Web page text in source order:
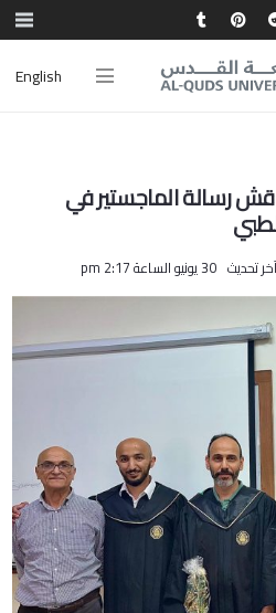
English
رسالة الماجستير في
آخر تحديث 30 يونيو الساعة 2:17 pm